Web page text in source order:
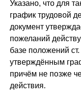
Указано, что для
график трудовой
документ
пожеланий
базе положений
утверждённым
причём не позже
действия.